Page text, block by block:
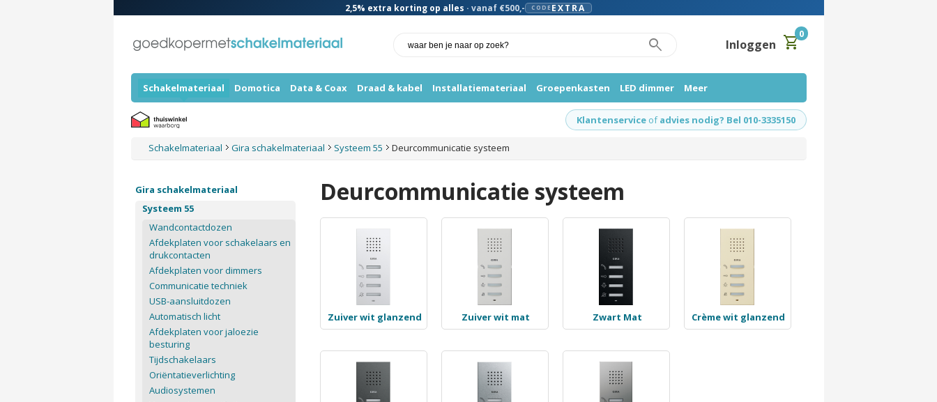
2,5% extra korting op alles · vanaf €500,- CODE EXTRA
search Inloggen shopping_cart0
Schakelmateriaal Domotica Data & Coax Draad & kabel Installatiemateriaal Groepenkasten LED dimmer Meer
Klantenservice of advies nodig? Bel 010-3335150
Schakelmateriaal Gira schakelmateriaal Systeem 55 Deurcommunicatie systeem
Deurcommunicatie systeem
Zuiver wit glanzend Zuiver wit mat Zwart Mat Crème wit glanzend
Gira schakelmateriaal
Systeem 55
Wandcontactdozen
Afdekplaten voor schakelaars en
drukcontacten
Afdekplaten voor dimmers
Communicatie techniek
USB-aansluitdozen
Automatisch licht
Afdekplaten voor jaloezie
besturing
Tijdschakelaars
Oriëntatieverlichting
Audiosystemen